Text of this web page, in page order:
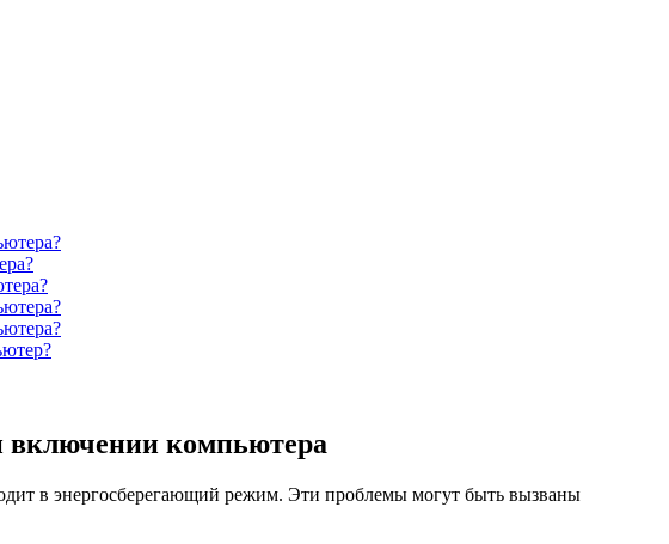
включении компьютера
в энергосберегающий режим. Эти проблемы могут быть вызваны